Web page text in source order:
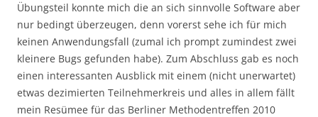
Übungsteil konnte mich die an sich sinnvolle Software aber
nur bedingt überzeugen, denn vorerst sehe ich für mich
keinen Anwendungsfall (zumal ich prompt zumindest zwei
kleinere Bugs gefunden habe). Zum Abschluss gab es noch
einen interessanten Ausblick mit einem (nicht unerwartet)
etwas dezimierten Teilnehmerkreis und alles in allem fällt
mein Resümee für das Berliner Methodentreffen 2010